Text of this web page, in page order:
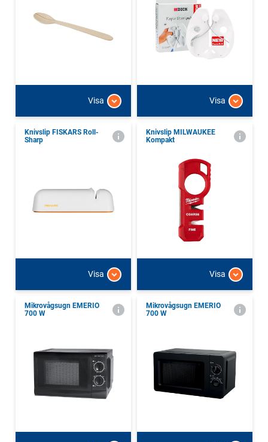
Visa Visa
Knivslip FISKARS Roll-
Sharp
Visa
Knivslip MILWAUKEE
Kompakt
Visa
Mikrovågsugn EMERIO
700 W
Mikrovågsugn EMERIO
700 W